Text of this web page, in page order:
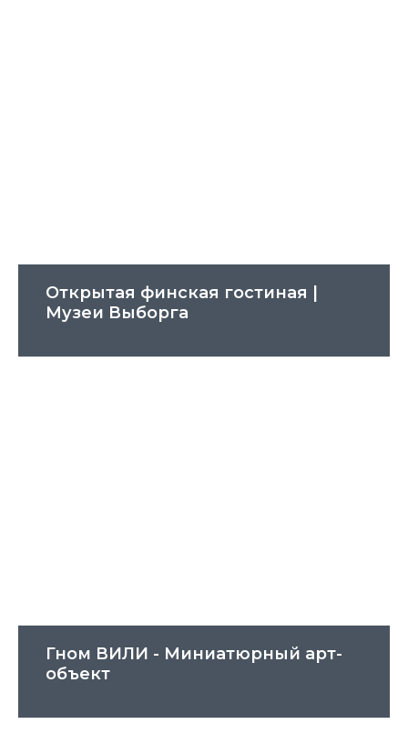
Открытая финская гостиная |
Музеи Выборга
Гном ВИЛИ - Миниатюрный арт-
объект